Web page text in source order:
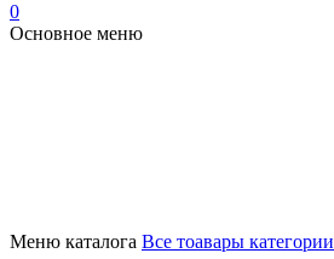
0
Основное меню
Меню каталога Все тоавары категории